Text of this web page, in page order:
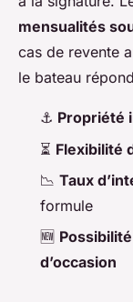
mensualités
cas de revente
le bateau
⚓ Propriété
⏳ Flexibilité
📉 Taux
formule
🆕
d’occasion